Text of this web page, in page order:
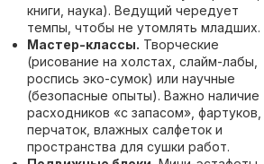
книги, наука). Ведущий чередует
темпы, чтобы не утомлять младших.
Мастер-классы. Творческие
(рисование на холстах, слайм-лабы,
роспись эко-сумок) или научные
(безопасные опыты). Важно наличие
расходников «с запасом», фартуков,
перчаток, влажных салфеток и
пространства для сушки работ.